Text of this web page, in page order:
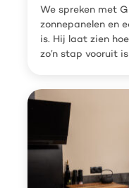
We spreken met
zonnepanelen en
is. Hij laat zien
zo’n stap vooruit